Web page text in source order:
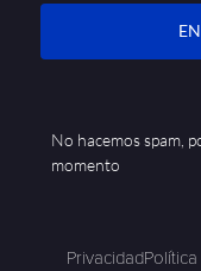
No hacemos spam,
momento
Privacidad